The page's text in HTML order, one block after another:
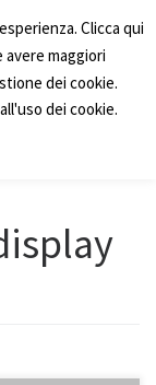
Clicca qui
avere maggiori
dei cookie.
dei cookie.